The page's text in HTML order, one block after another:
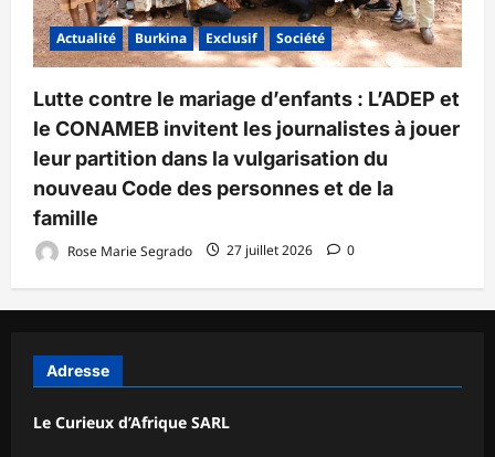
Actualité Burkina Exclusif Société
Lutte contre le mariage d’enfants : L’ADEP et
le CONAMEB invitent les journalistes à jouer
leur partition dans la vulgarisation du
nouveau Code des personnes et de la
famille
Rose Marie Segrado 27 juillet 2026 0
Adresse
Le Curieux d’Afrique SARL